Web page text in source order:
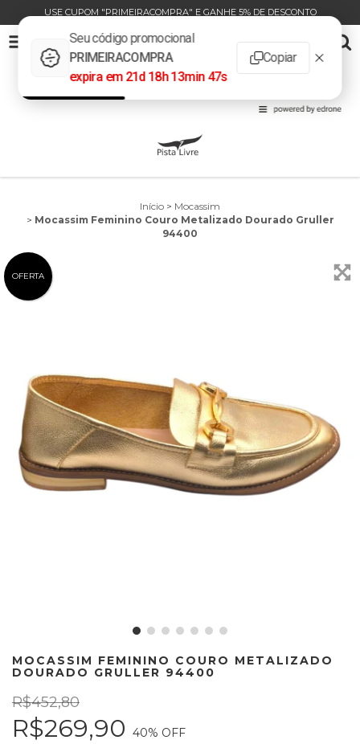
USE CUPOM "PRIMEIRACOMPRA" E GANHE 5% DE DESCONTO
MOCASSIM FEMININO COURO METALIZADO DOURADO GRULLER 94400
INÍCIO
Início > Mocassim
> Mocassim Feminino Couro Metalizado Dourado Gruller
94400
OFERTA
MOCASSIM FEMININO COURO METALIZADO
DOURADO GRULLER 94400
R$452,80
R$269,90 40% OFF